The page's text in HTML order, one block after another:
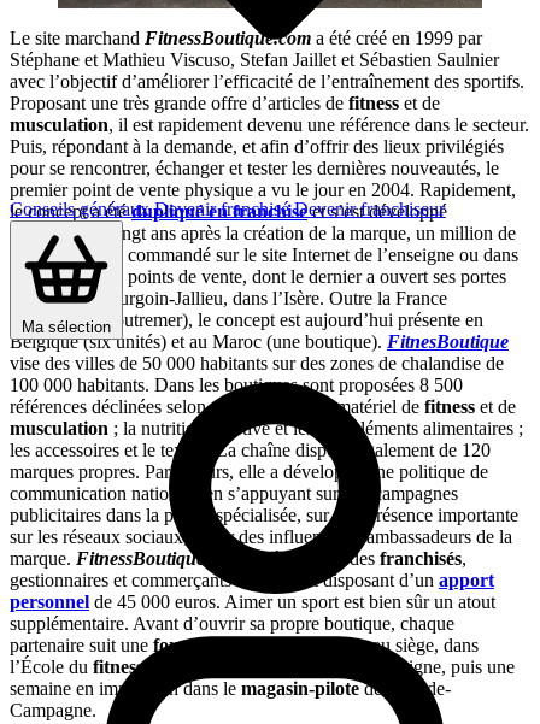
Conseils générauxDevenir franchiséDevenir franchiseur
Ma sélection
Le site marchand FitnessBoutique.com a été créé en 1999 par
Stéphane et Mathieu Viscuso, Stefan Jaillet et Sébastien Saulnier
avec l’objectif d’améliorer l’efficacité de l’entraînement des sportifs.
Proposant une très grande offre d’articles de fitness et de
musculation, il est rapidement devenu une référence dans le secteur.
Puis, répondant à la demande, et afin d’offrir des lieux privilégiés
pour se rencontrer, échanger et tester les dernières nouveautés, le
premier point de vente physique a vu le jour en 2004. Rapidement,
le concept a étédupliqué en franchiseet s’est développé
rapidement. Vingt ans après la création de la marque, un million de
clients ont déjà commandé sur le site Internet de l’enseigne ou dans
l’un de ses 110 points de vente, dont le dernier a ouvert ses portes
fin 2019, à Bourgoin-Jallieu, dans l’Isère. Outre la France
(métropole et outremer), le concept est aujourd’hui présente en
Belgique (six unités) et au Maroc (une boutique). FitnesBoutique
vise des villes de 50 000 habitants sur des zones de chalandise de
100 000 habitants. Dans les boutiques sont proposées 8 500
références déclinées selon trois univers : le matériel de fitness et de
musculation ; la nutrition sportive et les compléments alimentaires ;
les accessoires et le textile. La chaîne dispose également de 120
marques propres. Par ailleurs, elle a développé une politique de
communication nationale en s’appuyant sur des campagnes
publicitaires dans la presse spécialisée, sur une présence importante
sur les réseaux sociaux, et sur des influenceurs ambassadeurs de la
marque. FitnessBoutique cherche à recruter des franchisés,
gestionnaires et commerçants à la fois, et disposant d’un apport
personnel de 45 000 euros. Aimer un sport est bien sûr un atout
supplémentaire. Avant d’ouvrir sa propre boutique, chaque
partenaire suit une formation
de trois semaines au siège, dans
l’École du fitnesset de la nutrition sportive de l’enseigne, puis une
semaine en immersion dans le magasin-pilotede Plan-de-
Campagne.